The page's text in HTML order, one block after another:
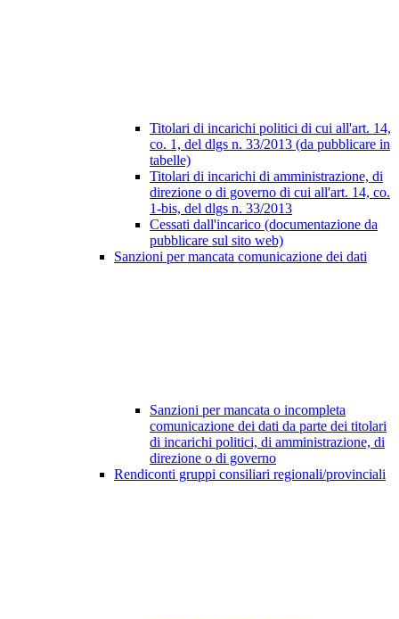
Titolari di incarichi politici di cui all'art. 14,
co. 1, del dlgs n. 33/2013 (da pubblicare in
tabelle)
Titolari di incarichi di amministrazione, di
direzione o di governo di cui all'art. 14, co.
1-bis, del dlgs n. 33/2013
Cessati dall'incarico (documentazione da
pubblicare sul sito web)
Sanzioni per mancata comunicazione dei dati
Sanzioni per mancata o incompleta
comunicazione dei dati da parte dei titolari
di incarichi politici, di amministrazione, di
direzione o di governo
Rendiconti gruppi consiliari regionali/provinciali